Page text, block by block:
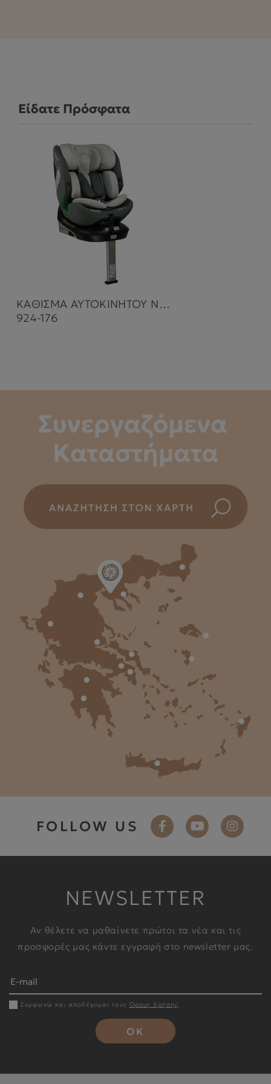
Είδατε Πρόσφατα
ΚΑΘΙΣΜΑ ΑΥΤΟΚΙΝΗΤΟΥ NOBILE I-SIZE 360° 40-150cm OLIVE
924-176
FOLLOW US
NEWSLETTER
Αν θέλετε να μαθαίνετε πρώτοι τα νέα και τις
προσφορές μας κάντε εγγραφή στο newsletter μας.
Συμφωνώ και αποδέχομαι τουςΌρους Χρήσης .
OK